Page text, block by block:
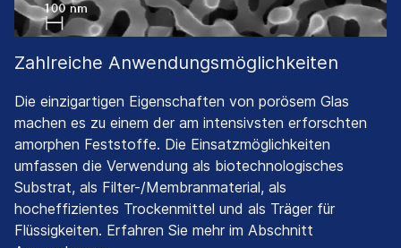
Zahlreiche Anwendungsmöglichkeiten
Die einzigartigen Eigenschaften von porösem Glas
machen es zu einem der am intensivsten erforschten
amorphen Feststoffe. Die Einsatzmöglichkeiten
umfassen die Verwendung als biotechnologisches
Substrat, als Filter-/Membranmaterial, als
hocheffizientes Trockenmittel und als Träger für
Flüssigkeiten. Erfahren Sie mehr im Abschnitt